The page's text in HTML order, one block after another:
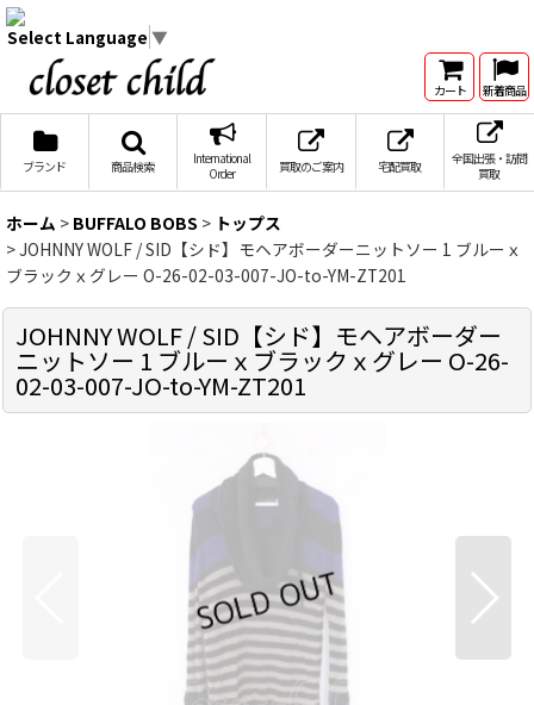
Select Language ▼
カート 新着商品
ブランド 商品検索
International
Order
買取のご案内 宅配買取
全国出張・訪問
買取
ホーム > BUFFALO BOBS > トップス
>JOHNNY WOLF / SID【シド】モヘアボーダーニットソー 1 ブルーｘ
ブラックｘグレー O-26-02-03-007-JO-to-YM-ZT201
JOHNNY WOLF / SID【シド】モヘアボーダー
ニットソー 1 ブルーｘブラックｘグレー O-26-
02-03-007-JO-to-YM-ZT201